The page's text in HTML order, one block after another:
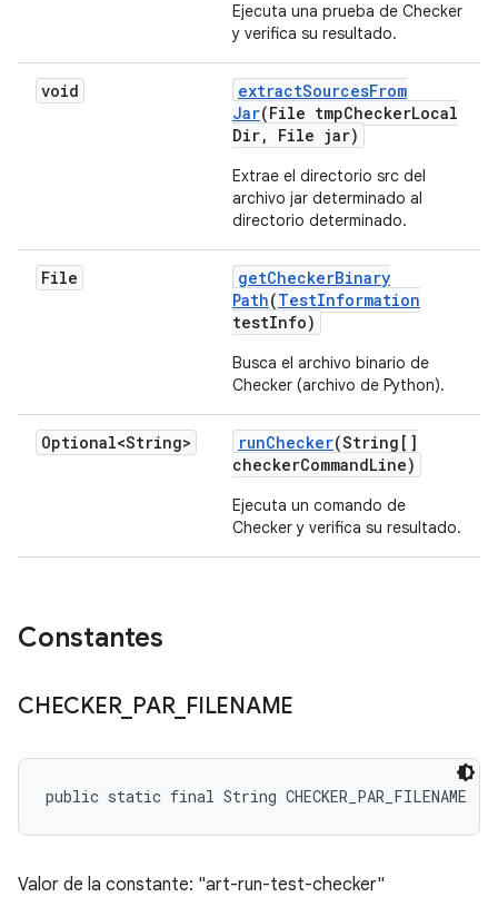
Ejecuta una prueba de Checker
y verifica su resultado.
void extractSourcesFrom
Jar(File tmpCheckerLocal
Dir, File jar)
Extrae el directorio src del
archivo jar determinado al
directorio determinado.
File getCheckerBinary
Path(TestInformation
testInfo)
Busca el archivo binario de
Checker (archivo de Python).
Optional<String> runChecker(String[]
checkerCommandLine)
Ejecuta un comando de
Checker y verifica su resultado.
Constantes
CHECKER_ PAR_ FILENAME
public static final String CHECKER_PAR_FILENAME
Valor de la constante: "art-run-test-checker"